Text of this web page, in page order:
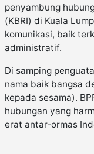
penyambung
(KBRI) di Kuala
komunikasi, baik
administratif.
Di samping
nama baik bangsa
kepada sesama).
hubungan yang
erat antar-ormas